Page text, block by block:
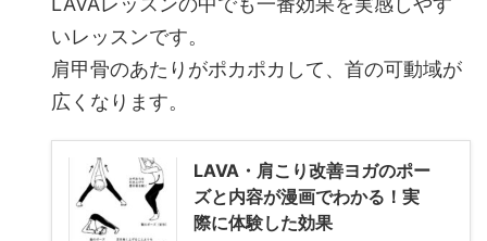
いレッスンです。
肩甲骨のあたりがポカポカして、首の可動域が
広くなります。
LAVA・肩こり改善ヨガのポー
ズと内容が漫画でわかる！実
際に体験した効果